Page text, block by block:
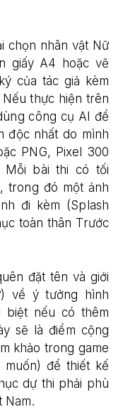
chọn nhân vật Nữ
giấy A4 hoặc vẽ
của tác giả kèm
thực hiện trên
công cụ AI để
độc nhất do mình
PNG, Pixel 300
Mỗi bài thi có tối
trong đó một ảnh
đi kèm (Splash
toàn thân Trước
đặt tên và giới
về ý tưởng hình
biệt nếu có thêm
sẽ là điểm cộng
khảo trong game
để thiết kế
dự thi phải phù
Nam.